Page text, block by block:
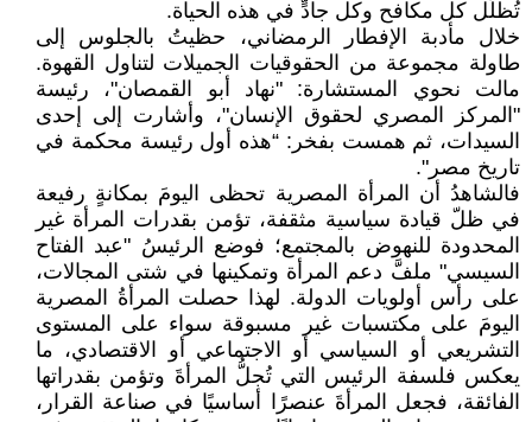
تُظلّل كل مكافح وكل جادٍّ في هذه الحياة.
خلال مأدبة الإفطار الرمضاني، حظيتُ بالجلوس إلى
طاولة مجموعة من الحقوقيات الجميلات لتناول القهوة.
مالت نحوي المستشارة: "نهاد أبو القمصان"، رئيسة
"المركز المصري لحقوق الإنسان"، وأشارت إلى إحدى
السيدات، ثم همست بفخر: “هذه أول رئيسة محكمة في
تاريخ مصر".
فالشاهدُ أن المرأة المصرية تحظى اليومَ بمكانةٍ رفيعة
في ظلّ قيادة سياسية مثقفة، تؤمن بقدرات المرأة غير
المحدودة للنهوض بالمجتمع؛ فوضع الرئيسُ "عبد الفتاح
السيسي" ملفَّ دعم المرأة وتمكينها في شتى المجالات،
على رأس أولويات الدولة. لهذا حصلت المرأةُ المصرية
اليومَ على مكتسبات غير مسبوقة سواء على المستوى
التشريعي أو السياسي أو الاجتماعي أو الاقتصادي، ما
يعكس فلسفة الرئيس التي تُجلُّ المرأةَ وتؤمن بقدراتها
الفائقة، فجعل المرأةَ عنصرًا أساسيًا في صناعة القرار،